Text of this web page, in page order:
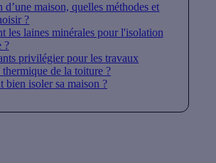
d’une maison, quelles méthodes et
?
les laines minérales pour l'isolation
?
privilégier pour les travaux
thermique de la toiture ?
bien isoler sa maison ?